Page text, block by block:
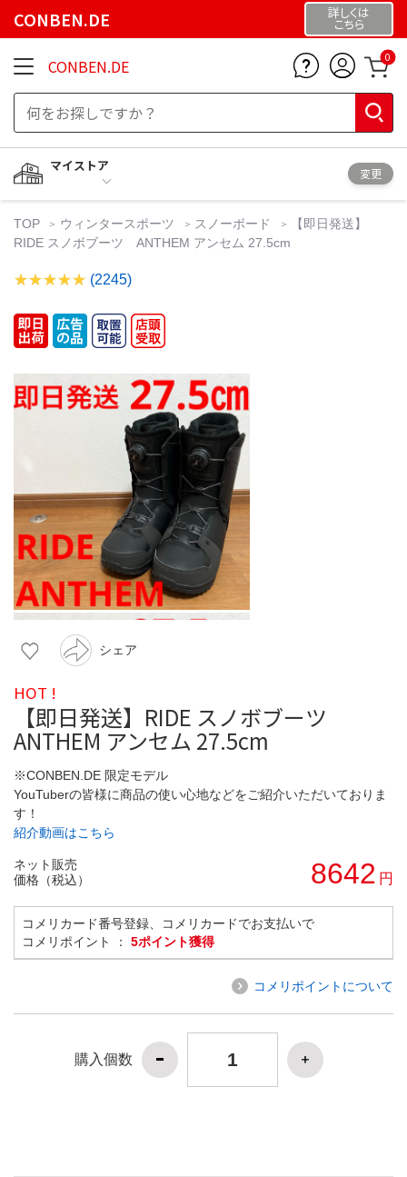
CONBEN.DE 詳しくは
こちら
CONBEN.DE 0
マイストア
変更
TOP ウィンタースポーツ スノーボード
【即日発送】
RIDE スノボブーツ ANTHEM アンセム 27.5cm
(2245)
シェア
HOT !
【即日発送】RIDE スノボブーツ
ANTHEM アンセム 27.5cm
※CONBEN.DE 限定モデル
YouTuberの皆様に商品の使い心地などをご紹介いただいておりま
す！
紹介動画はこちら
ネット販売
価格（税込）
8642 円
コメリカード番号登録、コメリカードでお支払いで
コメリポイント ： 5ポイント獲得
コメリポイントについて
購入個数